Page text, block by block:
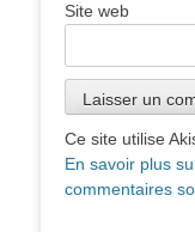
Site web
Ce site utilise
En savoir plus
commentaires